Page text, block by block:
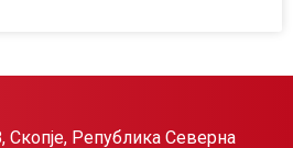
Скопје, Република Северна